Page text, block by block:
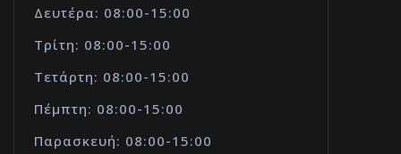
Δευτέρα: 08:00-15:00
Τρίτη: 08:00-15:00
Τετάρτη: 08:00-15:00
Πέμπτη: 08:00-15:00
Παρασκευή: 08:00-15:00